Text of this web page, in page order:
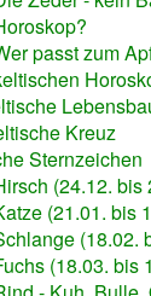
passt zum
Kreuz
Sternzeichen
(24.12. bis
(21.01. bis
(18.02.
(18.03. bis